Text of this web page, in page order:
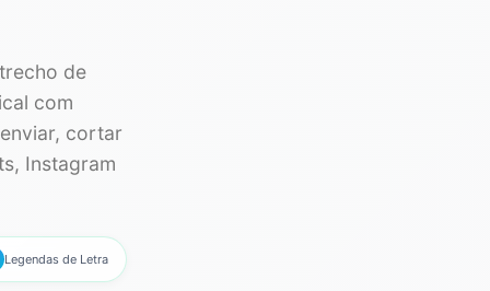
de
com
cortar
Instagram
Legendas de Letra